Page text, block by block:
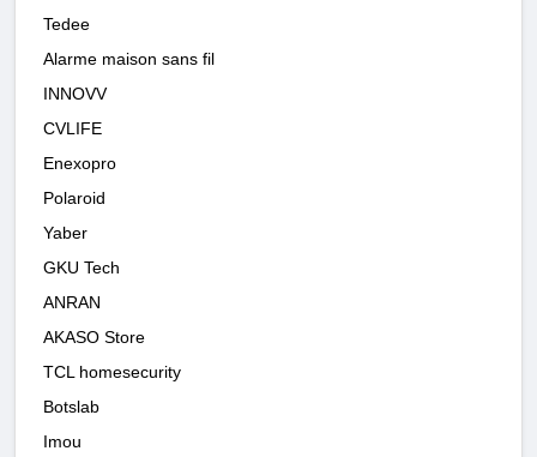
Tedee
Alarme maison sans fil
INNOVV
CVLIFE
Enexopro
Polaroid
Yaber
GKU Tech
ANRAN
AKASO Store
TCL homesecurity
Botslab
Imou